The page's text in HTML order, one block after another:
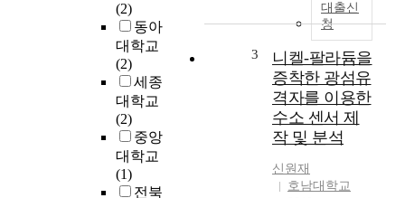
(2)
동아
대학교
(2)
세종
대학교
(2)
중앙
대학교
(1)
전북
대출신
청
3
니켈-팔라듐을
증착한 광섬유
격자를 이용한
수소 센서 제
작 및 분석
신원재
호남대학교